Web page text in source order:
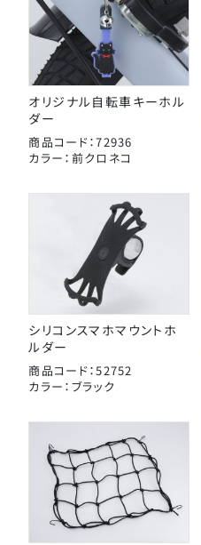
オリジナル自転車キーホル
ダー
商品コード：72936
カラー：前クロネコ
シリコンスマホマウントホ
ルダー
商品コード：52752
カラー：ブラック